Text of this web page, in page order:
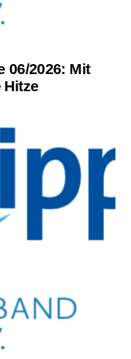
06/2026: Mit